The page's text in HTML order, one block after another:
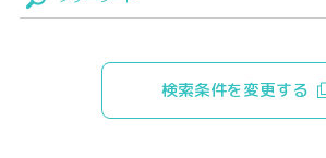
検索条件を変更する